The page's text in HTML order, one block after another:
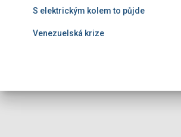
S elektrickým kolem to půjde
Venezuelská krize